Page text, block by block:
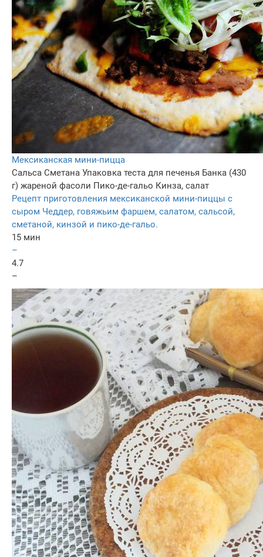
Мексиканская мини-пицца
Сальса Сметана Упаковка теста для печенья Банка (430
г) жареной фасоли Пико-де-гальо Кинза, салат
Рецепт приготовления мексиканской мини-пиццы с
сыром Чеддер, говяжьим фаршем, салатом, сальсой,
сметаной, кинзой и пико-де-гальо.
15 мин
–
4.7
–